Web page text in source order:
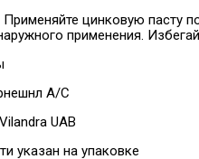
цинковую пасту
применения.
А/С
Vilandra UAB
указан на упаковке